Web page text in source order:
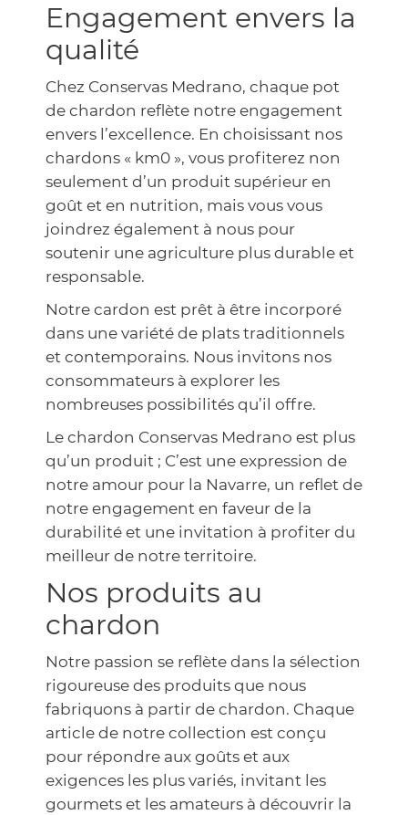
Engagement envers la
qualité
Chez Conservas Medrano, chaque pot
de chardon reflète notre engagement
envers l’excellence. En choisissant nos
chardons « km0 », vous profiterez non
seulement d’un produit supérieur en
goût et en nutrition, mais vous vous
joindrez également à nous pour
soutenir une agriculture plus durable et
responsable.
Notre cardon est prêt à être incorporé
dans une variété de plats traditionnels
et contemporains. Nous invitons nos
consommateurs à explorer les
nombreuses possibilités qu’il offre.
Le chardon Conservas Medrano est plus
qu’un produit ; C’est une expression de
notre amour pour la Navarre, un reflet de
notre engagement en faveur de la
durabilité et une invitation à profiter du
meilleur de notre territoire.
Nos produits au
chardon
Notre passion se reflète dans la sélection
rigoureuse des produits que nous
fabriquons à partir de chardon. Chaque
article de notre collection est conçu
pour répondre aux goûts et aux
exigences les plus variés, invitant les
gourmets et les amateurs à découvrir la